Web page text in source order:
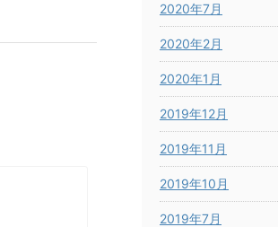
2020年7月
2020年2月
2020年1月
2019年12月
2019年11月
2019年10月
2019年7月